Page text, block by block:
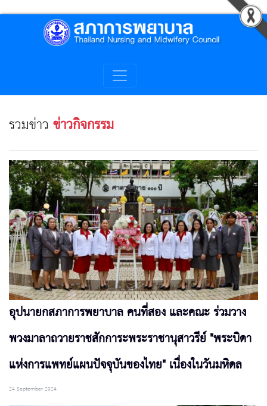
รวมข่าว ข่าวกิจกรรม
อุปนายกสภาการพยาบาล คนที่สอง และคณะ ร่วมวาง
พวงมาลาถวายราชสักการะพระราชานุสาวรีย์ "พระบิดา
แห่งการแพทย์แผนปัจจุบันของไทย" เนื่องในวันมหิดล
24 September 2024